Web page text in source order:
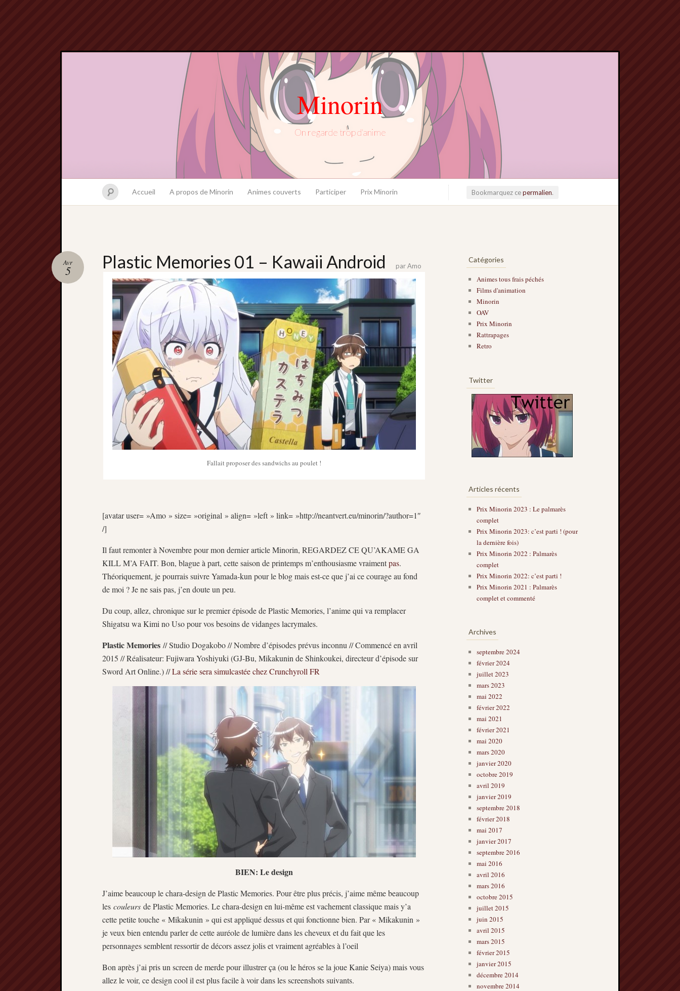
Minorin
On regarde trop d'anime
Accueil A propos de Minorin Animes couverts Participer Prix Minorin Bookmarquez cepermalien.
Plastic Memories 01 – Kawaii Android
Avr
5 parAmo
Fallait proposer des sandwichs au poulet !
[avatar user= »Amo » size= »original » align= »left » link= »http://neantvert.eu/minorin/?author=1″
/]
Il faut remonter à Novembre pour mon dernier article Minorin, REGARDEZ CE QU’AKAME GA
KILL M’A FAIT. Bon, blague à part, cette saison de printemps m’enthousiasme vraimentpas.
Théoriquement, je pourrais suivre Yamada-kun pour le blog mais est-ce que j’ai ce courage au fond
de moi ? Je ne sais pas, j’en doute un peu.
Du coup, allez, chronique sur le premier épisode de Plastic Memories, l’anime qui va remplacer
Shigatsu wa Kimi no Uso pour vos besoins de vidanges lacrymales.
Plastic Memories // Studio Dogakobo // Nombre d’épisodes prévus inconnu // Commencé en avril
2015 // Réalisateur: Fujiwara Yoshiyuki (GJ-Bu, Mikakunin de Shinkoukei, directeur d’épisode sur
Sword Art Online.) //La série sera simulcastée chez Crunchyroll FR
BIEN: Le design
J’aime beaucoup le chara-design de Plastic Memories. Pour être plus précis, j’aime même beaucoup
les couleurs de Plastic Memories. Le chara-design en lui-même est vachement classique mais y’a
cette petite touche « Mikakunin » qui est appliqué dessus et qui fonctionne bien. Par « Mikakunin »
je veux bien entendu parler de cette auréole de lumière dans les cheveux et du fait que les
personnages semblent ressortir de décors assez jolis et vraiment agréables à l’oeil
Bon après j’ai pris un screen de merde pour illustrer ça (ou le héros se la joue Kanie Seiya) mais vous
allez le voir, ce design cool il est plus facile à voir dans les screenshots suivants.
Catégories
Animes tous frais péchés
Films d'animation
Minorin
OAV
Prix Minorin
Rattrapages
Retro
Twitter
Articles récents
Prix Minorin 2023 : Le palmarès
complet
Prix Minorin 2023: c’est parti ! (pour
la dernière fois)
Prix Minorin 2022 : Palmarès
complet
Prix Minorin 2022: c’est parti !
Prix Minorin 2021 : Palmarès
complet et commenté
Archives
septembre 2024
février 2024
juillet 2023
mars 2023
mai 2022
février 2022
mai 2021
février 2021
mai 2020
mars 2020
janvier 2020
octobre 2019
avril 2019
janvier 2019
septembre 2018
février 2018
mai 2017
janvier 2017
septembre 2016
mai 2016
avril 2016
mars 2016
octobre 2015
juillet 2015
juin 2015
avril 2015
mars 2015
février 2015
janvier 2015
décembre 2014
novembre 2014